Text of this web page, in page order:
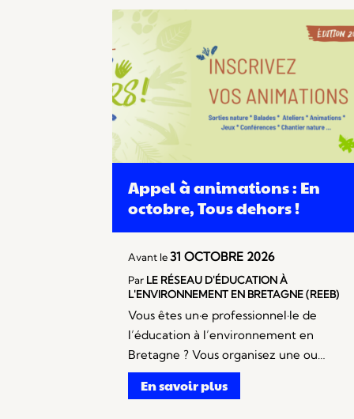
Appel à animations : En
octobre, Tous dehors !
Avant le31 OCTOBRE 2026
Par LE RÉSEAU D'ÉDUCATION À
L'ENVIRONNEMENT EN BRETAGNE (REEB)
Vous êtes un·e professionnel·le de
l’éducation à l’environnement en
Bretagne ? Vous organisez une ou…
En savoir plus